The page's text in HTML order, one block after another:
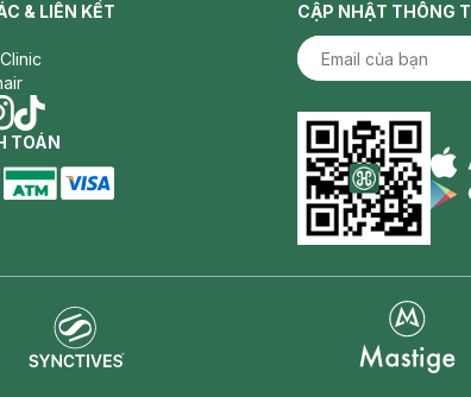
& LIÊN KẾT
tiktok
TOÁN
CẬP NHẬT THÔNG